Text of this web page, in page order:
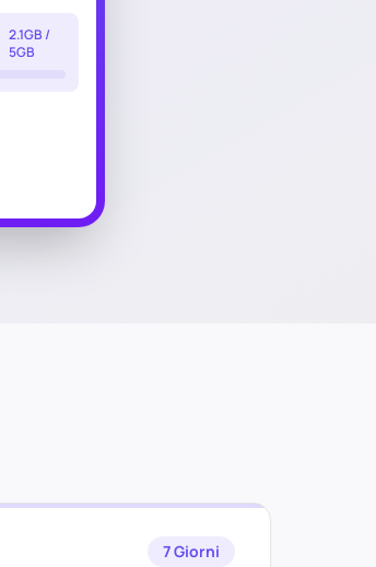
2.1GB /
5GB
7 Giorni